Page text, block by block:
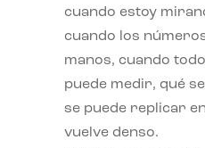
cuando estoy
cuando los
manos, cuando
puede medir, qué
se puede replicar
vuelve denso.